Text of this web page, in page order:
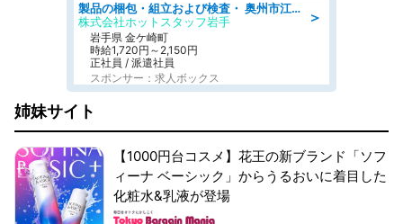
＞
製品の梱包・組立および検査・ 奥州市江刺/大手企業で長期安定 梱包・検査・組立/半年経過毎に5万円の報奨金有
株式会社ホットスタッフ岩手
岩手県 金ケ崎町
時給1,720円～2,150円
正社員 / 派遣社員
スポンサー：求人ボックス
姉妹サイト
【1000円台コスメ】花王の新ブランド「ソフ
ィーナ ベーシック」からうるおいに着目した
化粧水&乳液が登場